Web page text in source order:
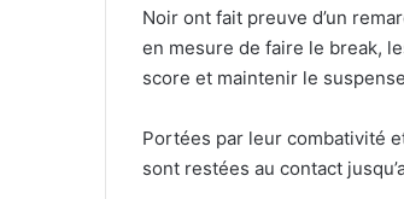
Noir ont fait preuve d’un
en mesure de faire le break,
score et maintenir le
Portées par leur combativité
sont restées au contact